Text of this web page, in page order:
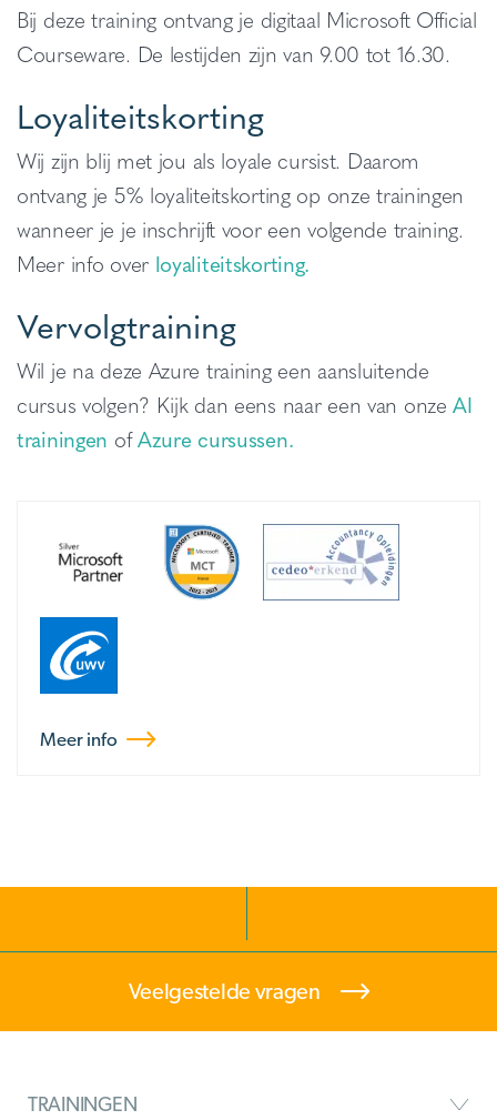
Bij deze training ontvang je digitaal Microsoft Official
Courseware. De lestijden zijn van 9.00 tot 16.30.
Loyaliteitskorting
Wij zijn blij met jou als loyale cursist. Daarom
ontvang je 5% loyaliteitskorting op onze trainingen
wanneer je je inschrijft voor een volgende training.
Meer info over loyaliteitskorting.
Vervolgtraining
Wil je na deze Azure training een aansluitende
cursus volgen? Kijk dan eens naar een van onzeAI
trainingen ofAzure cursussen.
Meer info
Veelgestelde vragen
TRAININGEN